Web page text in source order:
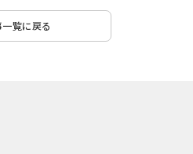
覧に戻る